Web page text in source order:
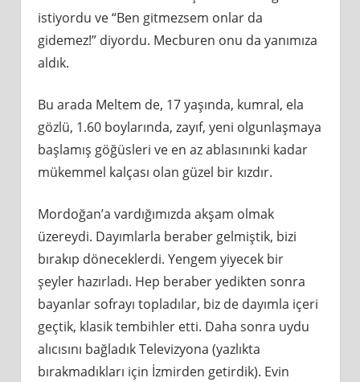
istiyordu ve “Ben gitmezsem onlar da
gidemez!” diyordu. Mecburen onu da yanımıza
aldık.
Bu arada Meltem de, 17 yaşında, kumral, ela
gözlü, 1.60 boylarında, zayıf, yeni olgunlaşmaya
başlamış göğüsleri ve en az ablasınınki kadar
mükemmel kalçası olan güzel bir kızdır.
Mordoğan’a vardığımızda akşam olmak
üzereydi. Dayımlarla beraber gelmiştik, bizi
bırakıp döneceklerdi. Yengem yiyecek bir
şeyler hazırladı. Hep beraber yedikten sonra
bayanlar sofrayı topladılar, biz de dayımla içeri
geçtik, klasik tembihler etti. Daha sonra uydu
alıcısını bağladık Televizyona (yazlıkta
bırakmadıkları için İzmirden getirdik). Evin